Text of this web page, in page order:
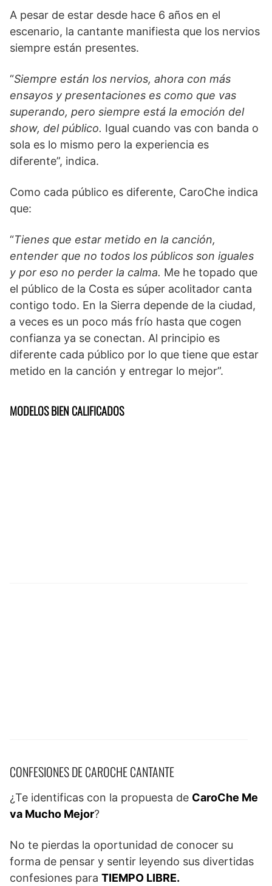
A pesar de estar desde hace 6 años en el
escenario, la cantante manifiesta que los nervios
siempre están presentes.
“Siempre están los nervios, ahora con más
ensayos y presentaciones es como que vas
superando, pero siempre está la emoción del
show, del público. Igual cuando vas con banda o
sola es lo mismo pero la experiencia es
diferente”, indica.
Como cada público es diferente, CaroChe indica
que:
“Tienes que estar metido en la canción,
entender que no todos los públicos son iguales
y por eso no perder la calma. Me he topado que
el público de la Costa es súper acolitador canta
contigo todo. En la Sierra depende de la ciudad,
a veces es un poco más frío hasta que cogen
confianza ya se conectan. Al principio es
diferente cada público por lo que tiene que estar
metido en la canción y entregar lo mejor”.
MODELOS BIEN CALIFICADOS
CONFESIONES DE CAROCHE CANTANTE
¿Te identificas con la propuesta de CaroChe Me
va Mucho Mejor?
No te pierdas la oportunidad de conocer su
forma de pensar y sentir leyendo sus divertidas
confesiones para TIEMPO LIBRE.